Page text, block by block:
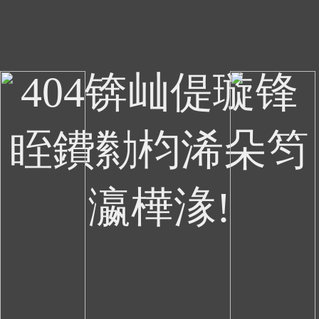
404锛屾偍璇锋
眰鐨勬枃浠朵笉
瀛樺湪!